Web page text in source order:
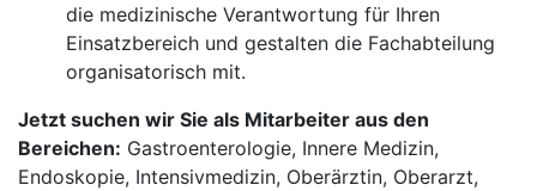
die medizinische Verantwortung für Ihren
Einsatzbereich und gestalten die Fachabteilung
organisatorisch mit.
Jetzt suchen wir Sie als Mitarbeiter aus den
Bereichen: Gastroenterologie, Innere Medizin,
Endoskopie, Intensivmedizin, Oberärztin, Oberarzt,